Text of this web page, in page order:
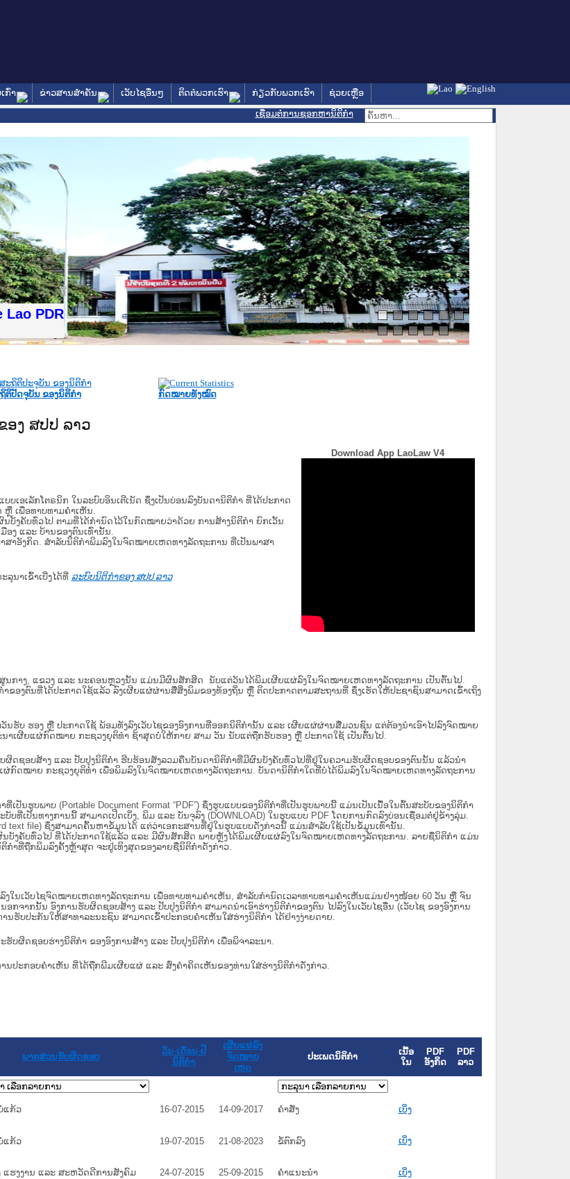
ກົ່າ ຂ່າວສານສໍາຄັນ ເວັບໄຊອື່ນໆ ຕິດຕໍ່ພວກເຮົາ ກ່ຽວກັບພວກເຮົາ
ຊ່ວຍເຫຼືອ
ເຊື່ອມຕໍ່ການຊອກຫານິຕິກຳ
PDR
ຕິປັດຈຸບັນ ຂອງນິຕິກໍາ ກົດໝາຍທັງໝົດ
ງ ສປປ ລາວ
ອ​ເລັກ​ໂຕ​ຣ​ນິກ ໃນ​ລະ​ບົບ​ອິນ​ເຕີ​ເນັດ ຊຶ່ງ​ເປັນ​ບ່ອນ​ລົງ​ບັນ​ດາ​ນິ​ຕິ​ກຳ ທີ່ໄດ້ປະກາດ
ຫຼື ເພື່ອທາບທາມຄໍາເຫັນ.
ງ​ຄັບ​ທົ່ວ​ໄປ ຕາມ​ທີ່​ໄດ້​ກຳ​ນົດ​ໄວ້​ໃນ​ກົດ​ໝາຍ​ວ່າ​ດ້ວຍ​ ການ​ສ້າງ​ນິ​ຕິ​ກຳ ຍົກ​ເວັ້ນ​
ອງ ແລະ ບ້ານ​ຂອງ​ຕົນ​ເທົ່າ​ນັ້ນ.
າອັງກິດ. ສໍາລັບນິຕິກຳພິມລົງໃນຈົດໝາຍເຫດທາງລັດຖະການ ທີ່ເປັນພາສາ
ນາເຂົ້າເບີ່ງໄດ້ທີ່ ລະບົບນິຕິກຳຂອງ ສປປ ລາວ
Download App LaoLaw V4
ກາງ, ແຂວງ ແລະ ນະຄອນຫຼວງນັ້ນ ແມ່ນມີຜົນສັກສິດ ນັບ​ແຕ່​ວັນໄດ້ພິມເຜີຍແຜ່ລົງໃນຈົດໝາຍເຫດທາງລັດຖະການ ເປັນ​ຕົ້ນ​ໄປ.
ອງຕົນທີ່ໄດ້ປະກາດໃຊ້ແລ້ວ ລົງ​ເຜີຍແຜ່​ຜ່ານ​ສື່ສິ່ງພິມຂອງທ້ອງຖິ່ນ ຫຼື ຕິດປະກາດຕາມສະຖານທີ່ ຊຶ່ງເຮັດໃຫ້ປະຊາຊົນສາມາດເຂົ້າເຖິງ
ບ ຮອງ ຫຼື ປະກາດໃຊ້ ພ້ອມທັງລົງເວັບໄຊຂອງອົງການທີ່ອອກນິຕິກໍານັ້ນ ແລະ ເຜີຍແຜ່ຜ່ານສື່ມວນຊົນ ແຕ່ຕ້ອງນໍາເອົາໄປລົງຈົດໝາຍ
ເຜີຍແຜ່ກົດໝາຍ ກະຊວງຍຸຕິທໍາ ຊ້າສຸດບໍ່ໃຫ້ກາຍ ສາມ ວັນ ນັບແຕ່ຖືກຮັບຮອງ ຫຼື ປະກາດໃຊ້ ເປັນຕົ້ນໄປ.
ຊອບ​ສ້າງ ແລະ ປັບ​ປຸງນິ​ຕິ​ກຳ ຮີບຮ້ອນສັງລວມຄືນບັນດານິຕິກໍາທີ່ມີຜົນບັງຄັບທົ່ວໄປທີ່ຢູ່ໃນຄວາມຮັບຜິດຊອບຂອງຕົນນັ້ນ ແລ້ວນໍາ
ກົດໝາຍ ກະຊວງຍຸຕິທໍາ ເພື່ອພິມລົງໃນຈົດໝາຍເຫດທາງລັດຖະການ. ບັນ​ດາ​ນິ​ຕິ​ກຳ​ໃດ​ທີ່ບໍ່​ໄດ້​ພິມ​ລົງ​ໃນ​ຈົດ​ໝາຍ​ເຫດ​ທາງ​ລັດ​ຖະ​ການ
ນຮູບພາບ (Portable Document Format “PDF”) ຊຶ່ງຮູບແບບຂອງນິຕິກໍາທີ່ເປັນຮູບພາບນີ້ ແມ່ນເປັນເນື້ອໃນຕົ້ນສະບັບຂອງນິຕິກໍາ
ເປັນທາງການນີ້ ສາມາດເປີດເບິ່ງ, ພິມ ແລະ ບັນຈຸລົງ (DOWNLOAD) ໃນຮູບແບບ PDF ໂດຍການກົດລົງບ່ອນເຊື່ອມຕໍ່ຢູ່ຂ້າງລຸ່ມ.
text file) ຊຶ່ງສາມາດຄົ້ນຫາຂໍ້ມູນໄດ້ ແຕ່ວ່າເອກະສານທີ່ຢູ່ໃນຮູບແບບດັ່ງກ່າວນີ້ ແມ່ນສຳລັບໃຊ້ເປັນຂໍ້ມູນເທົ່ານັ້ນ.
ຄັບທົ່ວໄປ ທີ່ໄດ້ປະກາດໃຊ້ແລ້ວ ແລະ ມີຜົນສັກສິດ ພາຍຫຼັງໄດ້ພິມເຜີຍແຜ່ລົງໃນຈົດໝາຍເຫດທາງລັດຖະການ. ລາຍຊື່ນິຕິກຳ ແມ່ນ
ຳທີ່ຖືກພິມລົງຄັ້ງຫຼ້າສຸດ ຈະຢູ່ເທິງສຸດຂອງລາຍຊື່ນິຕິກໍາດັ່ງກ່າວ.
ໃນ​ເວັບ​ໄຊຈົດໝາຍເຫດທາງລັດຖະການ ເພື່ອທາບທາມຄຳເຫັນ, ສໍາລັບກໍານົດເວລາທາບທາມຄໍາເຫັນແມ່ນຢ່າງໜ້ອຍ 60 ວັນ ຫຼື ຈົນ
າກນັ້ນ ອົງການຮັບຜິດຊອບສ້າງ ແລະ ປັບປຸງນິຕິກໍາ ສາມາດນຳເອົາຮ່າງນິຕິກຳຂອງຕົນ ໄປລົງໃນ​ເວັບ​ໄຊ​ອື່ນ (ເວັບ​ໄຊ​ ຂອງອົງການ
ຮັບປະກັນໃຫ້ສາທາລະນະຊົນ ສາມາດເຂົ້າປະກອບຄໍາເຫັນໃສ່ຮ່າງນິຕິກຳ ໄດ້ຢ່າງງ່າຍດາຍ.
ຜິດຊອບຮ່າງນິຕິກຳ ຂອງອົງການສ້າງ ແລະ ປັບປຸງນິຕິກຳ ເພື່ອພິຈາລະນາ.
ນປະກອບຄຳເຫັນ ທີ່ໄດ້ຖືກພີມເຜີຍແຜ່ ແລະ ສົ່ງຄຳຄິດເຫັນຂອງທ່ານໃສ່ຮ່າງນິຕິກຳດັ່ງກ່າວ.
ພາກສ່ວນຮັບຜິດຊອບ
ວັນ-ເດືອນ-ປີ
ນິຕິກໍາ
ເຜີຍແຜ່ລົງ
ຈົດໝາຍ
ເຫດ
ປະເພດນິຕິກຳ
ເນື້ອ
ໃນ
PDF
ອັງກິດ
PDF
ລາວ
ແກ້ວ 16-07-2015 14-09-2017 ຄໍາສັ່ງ ເບິ່ງ
ແກ້ວ 19-07-2015 21-08-2023 ຂໍ້ຕົກລົງ ເບິ່ງ
ແຮງງານ ແລະ ສະຫວັດດີການສັງຄົມ 24-07-2015 25-09-2015 ຄໍາແນະນໍາ ເບິ່ງ